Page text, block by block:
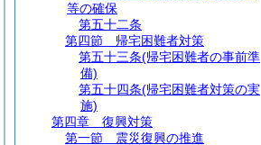
等の確保
第五十二条
第四節
帰宅困難者対策
第五十三条(帰宅困難者の事前準
備)
第五十四条(帰宅困難者対策の実
施)
第四章
復興対策
第一節
震災復興の推進